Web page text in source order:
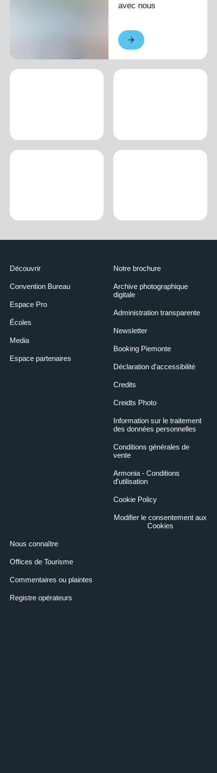
avec nous
Découvrir
Convention Bureau
Espace Pro
Écoles
Media
Espace partenaires
Nous connaître
Offices de Tourisme
Commentaires ou plaintes
Registre opérateurs
Notre brochure
Archive photographique
digitale
Administration transparente
Newsletter
Booking Piemonte
Déclaration d'accessibilité
Credits
Creidts Photo
Information sur le traitement
des données personnelles
Conditions générales de
vente
Armonia - Conditions
d'utilisation
Cookie Policy
Modifier le consentement aux
Cookies